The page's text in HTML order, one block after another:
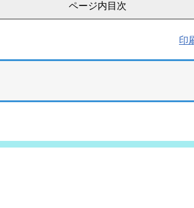
ページ内目次
印